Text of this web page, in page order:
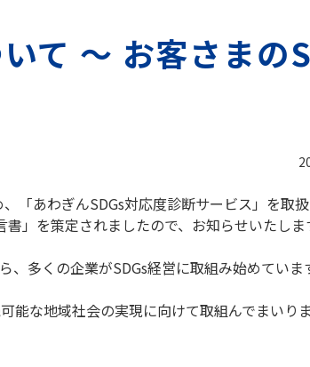
て ～ お客さまの
あわぎんSDGs対応度診断サービス」を取扱
」を策定されましたので、お知らせいたしま
多くの企業がSDGs経営に取組み始めていま
な地域社会の実現に向けて取組んでまいりま